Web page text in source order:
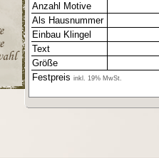
Anzahl Motive
Als Hausnummer
Einbau Klingel
Text
Größe
Festpreis inkl. 19% MwSt.